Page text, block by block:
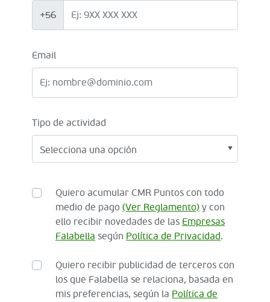
+56
Email
Tipo de actividad
Quiero acumular CMR Puntos con todo
medio de pago (Ver Reglamento) y con
ello recibir novedades de las Empresas
Falabella según Política de Privacidad.
Quiero recibir publicidad de terceros con
los que Falabella se relaciona, basada en
mis preferencias, según la Política de